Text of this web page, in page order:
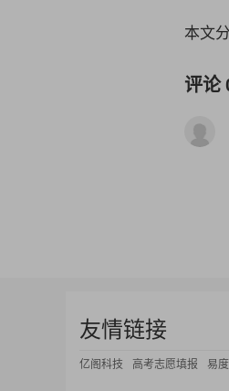
本文
评论
友情链接
亿阁科技 高考志愿填报 易